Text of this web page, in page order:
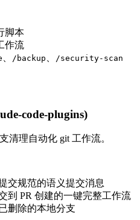
脚本
作流
/backup /security-scan
code-plugins)
清理自动化 git 工作流。
交规范的语义提交消息
到 PR 创建的一键完整工作流
删除的本地分支